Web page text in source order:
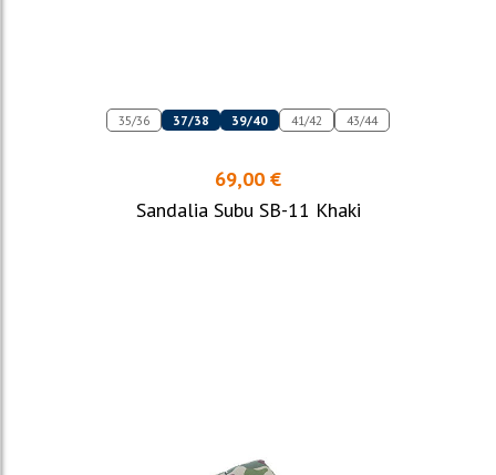
35/36 37/38 39/40 41/42 43/44
69,00 €
Sandalia Subu SB-11 Khaki